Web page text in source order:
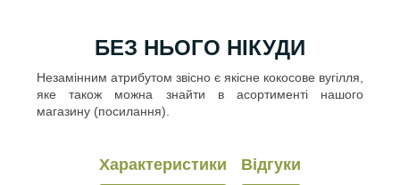
БЕЗ НЬОГО НІКУДИ
Незамінним атрибутом звісно є якісне кокосове вугілля,
яке також можна знайти в асортименті нашого
магазину (посилання).
Характеристики Відгуки